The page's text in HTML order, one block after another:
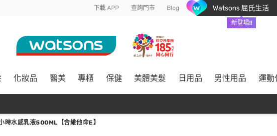
下載 APP 查詢門市 Blog Watsons 屈氏生活
新登場!!
化妝品 醫美 專櫃 保健 美體美髮 日用品 男性用品 運動
時水感乳液500ML【含維他命E】